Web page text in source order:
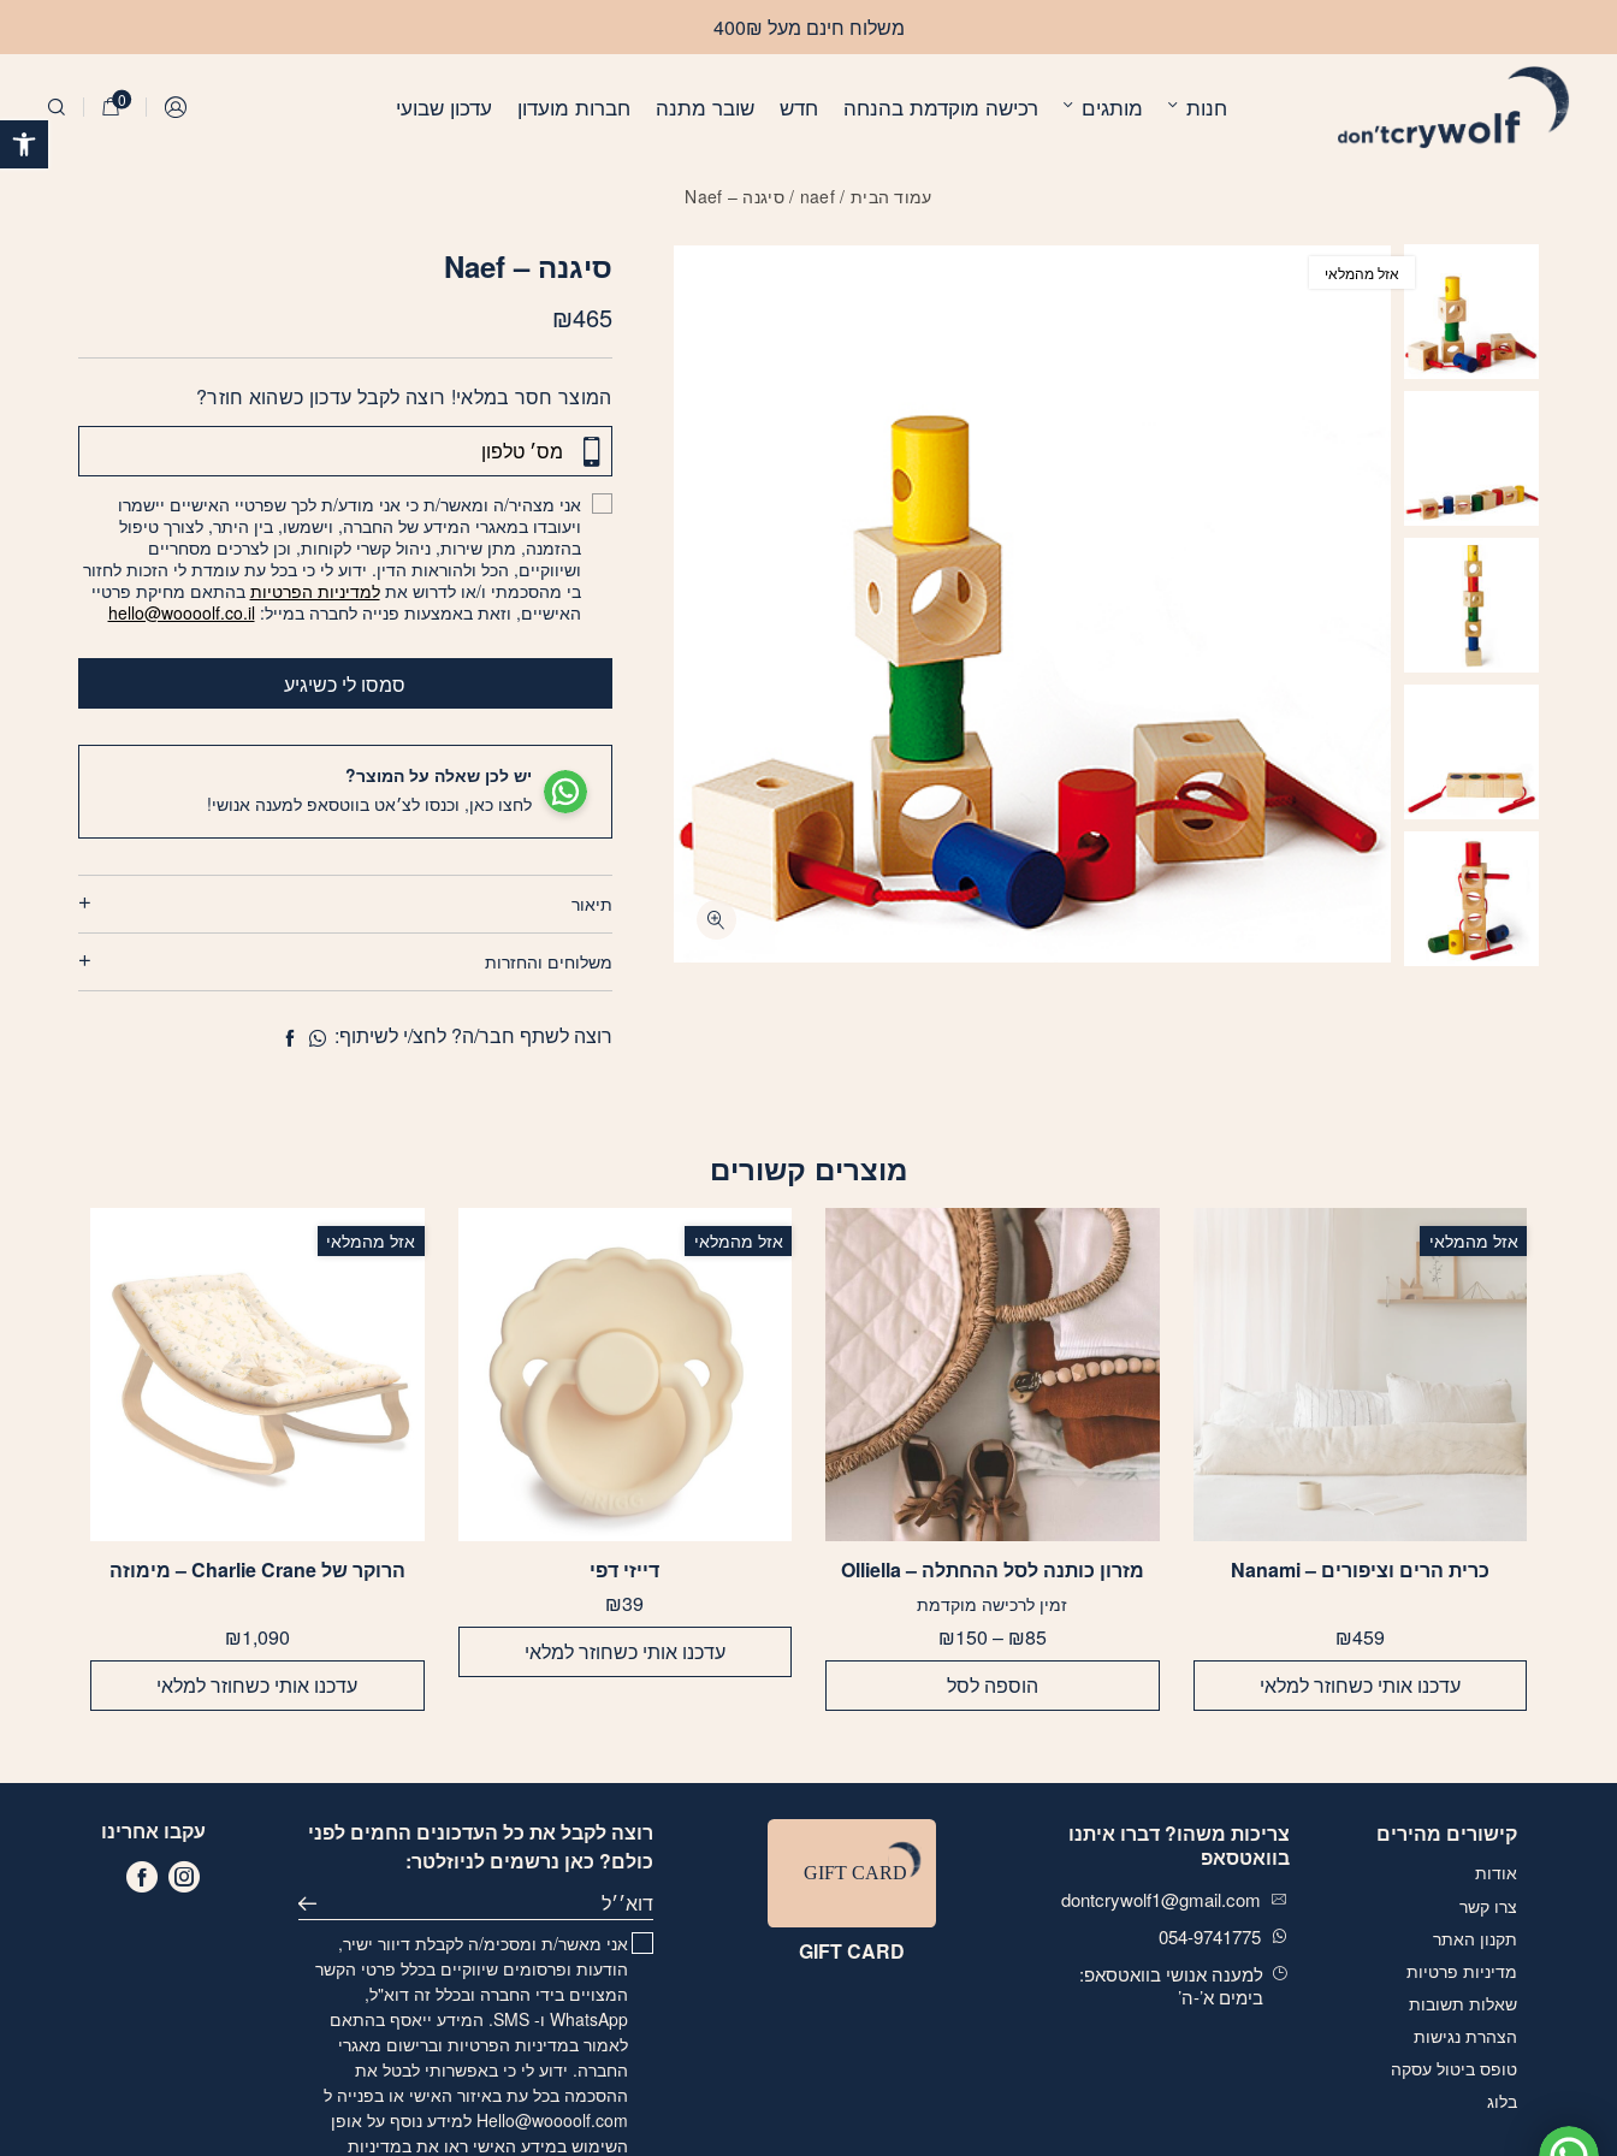
משלוח חינם מעל 400₪
חנות מותגים רכישה מוקדמת בהנחה חדש שובר מתנה חברות מועדון עדכון שבועי 0
עמוד הבית /
naef / סיגנה – Naef
סיגנה – Naef
₪465
המוצר חסר במלאי! רוצה לקבל עדכון כשהוא חוזר?
אני מצהיר/ה ומאשר/ת כי אני מודע/ת לכך שפרטיי האישיים יישמרו
ויעובדו במאגרי המידע של החברה, וישמשו, בין היתר, לצורך טיפול
בהזמנה, מתן שירות, ניהול קשרי לקוחות, וכן לצרכים מסחריים
ושיווקיים, הכל ולהוראות הדין. ידוע לי כי בכל עת עומדת לי הזכות לחזור
בי מהסכמתי ו/או לדרוש אתלמדיניות הפרטיות בהתאם מחיקת פרטיי
האישיים, וזאת באמצעות פנייה לחברה במייל:hello@woooolf.co.il
סמסו לי כשיגיע
יש לכן שאלה על המוצר?
לחצו כאן, וכנסו לצ׳אט בווטסאפ למענה אנושי!
תיאור
משלוחים והחזרות
רוצה לשתף חבר/ה? לחצ/י לשיתוף:
אזל מהמלאי
מוצרים קשורים
אזל מהמלאי
כרית הרים וציפורים – Nanami
₪459
עדכנו אותי כשחוזר למלאי
מזרון כותנה לסל ההחתלה – Olliella
זמין לרכישה מוקדמת
₪85
–
₪150
מחירים:
הוספה לסל
למוצר
המוצר
אזל מהמלאי
דייזי דפי
₪39
עדכנו אותי כשחוזר למלאי
יש
סוגים.
המוצר
אזל מהמלאי
הרוקר של Charlie Crane – מימוזה
₪1,090
עדכנו אותי כשחוזר למלאי
רוצה לקבל את כל העדכונים החמים לפני
כולם? כאן נרשמים לניוזלטר:
דוא׳׳ל
אני מאשר/ת ומסכימ/ה לקבלת דיוור ישיר,
הודעות ופרסומים שיווקיים בכלל פרטי הקשר
המצויים בידי החברה ובכלל זה דוא"ל,
WhatsApp ו- SMS. המידע ייאסף בהתאם
לאמורבמדיניות הפרטיות וברישום מאגרי
החברה. ידוע לי כי באפשרותי לבטל את
ההסכמה בכל עת באיזור האישי או בפנייה ל
Hello@woooolf.com למידע נוסף על אופן
השימוש במידע האישי ראו אתבמדיניות
קישורים מהירים
אודות
צרו קשר
תקנון האתר
מדיניות פרטיות
שאלות תשובות
הצהרת נגישות
טופס ביטול עסקה
בלוג
צריכות משהו? דברו איתנו
בוואטסאפ
dontcrywolf1@gmail.com
054-9741775
למענה אנושי בוואטסאפ:
בימים א’-ה’
עקבו אחרינו
GIFT CARD